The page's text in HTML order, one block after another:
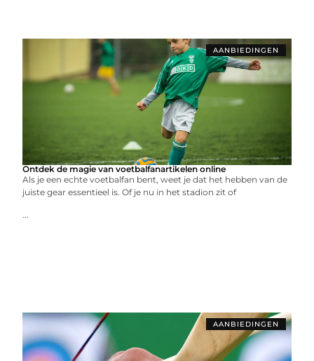
AANBIEDINGEN
Ontdek de magie van voetbalfanartikelen online
Als je een echte voetbalfan bent, weet je dat het hebben van de
juiste gear essentieel is. Of je nu in het stadion zit of
...
AANBIEDINGEN